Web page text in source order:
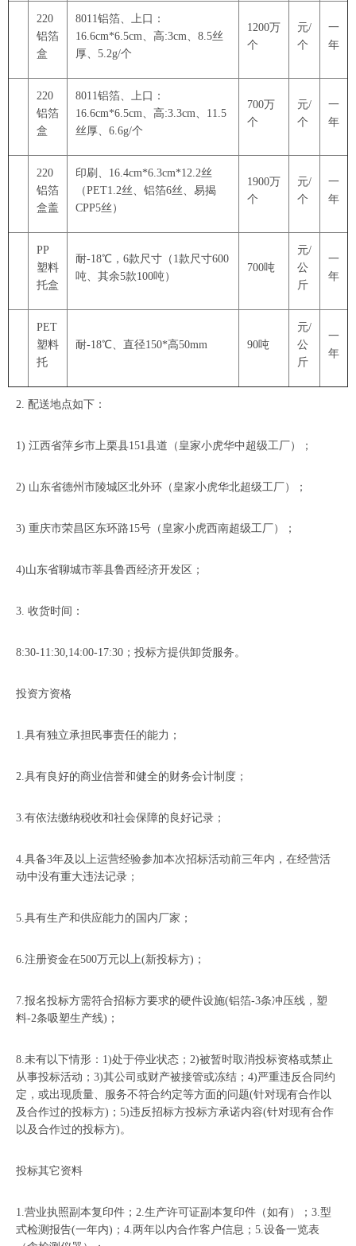
220
铝箔
盒
8011铝箔、上口：
16.6cm*6.5cm、高:3cm、8.5丝
厚、5.2g/个
1200万
个
元/
个
一
年
220
铝箔
盒
8011铝箔、上口：
16.6cm*6.5cm、高:3.3cm、11.5
丝厚、6.6g/个
700万
个
元/
个
一
年
220
铝箔
盒盖
印刷、16.4cm*6.3cm*12.2丝
（PET1.2丝、铝箔6丝、易揭
CPP5丝）
1900万
个
元/
个
一
年
PP
塑料
托盒
耐-18℃，6款尺寸（1款尺寸600
吨、其余5款100吨）
700吨
元/
公
斤
一
年
PET
塑料
托
耐-18℃、直径150*高50mm 90吨
元/
公
斤
一
年
2. 配送地点如下：
1) 江西省萍乡市上栗县151县道（皇家小虎华中超级工厂）；
2) 山东省德州市陵城区北外环（皇家小虎华北超级工厂）；
3) 重庆市荣昌区东环路15号（皇家小虎西南超级工厂）；
4)山东省聊城市莘县鲁西经济开发区；
3. 收货时间：
8:30-11:30,14:00-17:30；投标方提供卸货服务。
投资方资格
1.具有独立承担民事责任的能力；
2.具有良好的商业信誉和健全的财务会计制度；
3.有依法缴纳税收和社会保障的良好记录；
4.具备3年及以上运营经验参加本次招标活动前三年内，在经营活
动中没有重大违法记录；
5.具有生产和供应能力的国内厂家；
6.注册资金在500万元以上(新投标方)；
7.报名投标方需符合招标方要求的硬件设施(铝箔-3条冲压线，塑
料-2条吸塑生产线)；
8.未有以下情形：1)处于停业状态；2)被暂时取消投标资格或禁止
从事投标活动；3)其公司或财产被接管或冻结；4)严重违反合同约
定，或出现质量、服务不符合约定等方面的问题(针对现有合作以
及合作过的投标方)；5)违反招标方投标方承诺内容(针对现有合作
以及合作过的投标方)。
投标其它资料
1.营业执照副本复印件；2.生产许可证副本复印件（如有）；3.型
式检测报告(一年内)；4.两年以内合作客户信息；5.设备一览表